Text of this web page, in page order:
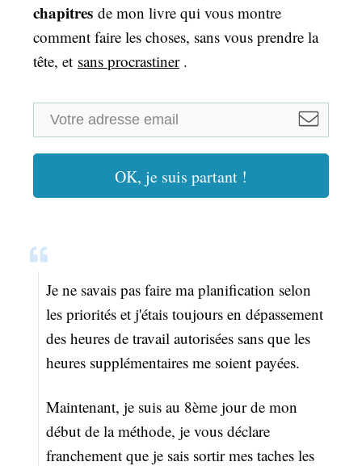
chapitres de mon livre qui vous montre
comment faire les choses, sans vous prendre la
tête, et sans procrastiner.
OK, je suis partant !
Je ne savais pas faire ma planification selon
les priorités et j'étais toujours en dépassement
des heures de travail autorisées sans que les
heures supplémentaires me soient payées.
Maintenant, je suis au 8ème jour de mon
début de la méthode, je vous déclare
franchement que je sais sortir mes taches les